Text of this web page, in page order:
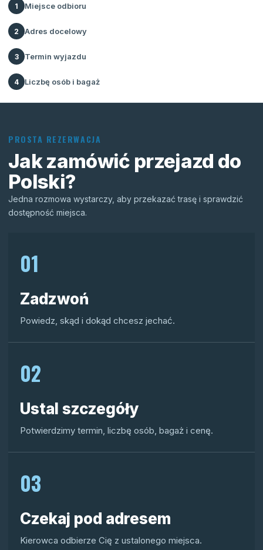
1 Miejsce odbioru
2 Adres docelowy
3 Termin wyjazdu
4 Liczbę osób i bagaż
PROSTA REZERWACJA
Jak zamówić przejazd do
Polski?
Jedna rozmowa wystarczy, aby przekazać trasę i sprawdzić
dostępność miejsca.
01
Zadzwoń
Powiedz, skąd i dokąd chcesz jechać.
02
Ustal szczegóły
Potwierdzimy termin, liczbę osób, bagaż i cenę.
03
Czekaj pod adresem
Kierowca odbierze Cię z ustalonego miejsca.